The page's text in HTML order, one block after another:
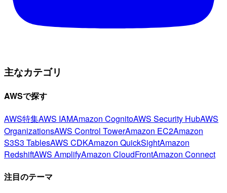
主なカテゴリ
AWSで探す
AWS特集AWS IAMAmazon CognitoAWS Security HubAWS
OrganizationsAWS Control TowerAmazon EC2Amazon
S3S3 TablesAWS CDKAmazon QuickSightAmazon
RedshiftAWS AmplifyAmazon CloudFrontAmazon Connect
注目のテーマ